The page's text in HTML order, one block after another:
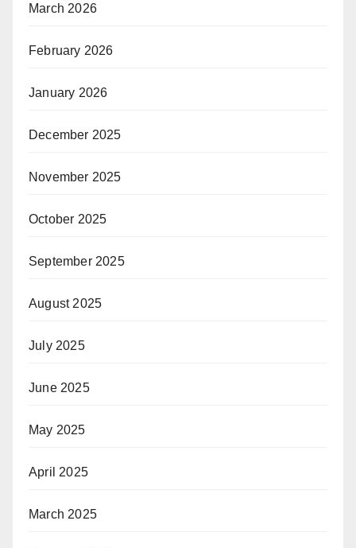
March 2026
February 2026
January 2026
December 2025
November 2025
October 2025
September 2025
August 2025
July 2025
June 2025
May 2025
April 2025
March 2025